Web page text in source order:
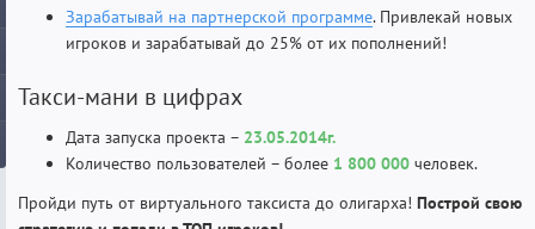
Зарабатывай на партнерской программе. Привлекай новых
игроков и зарабатывай до 25% от их пополнений!
Такси-мани в цифрах
Дата запуска проекта – 23.05.2014г.
Количество пользователей – более 1 800 000 человек.
Пройди путь от виртуального таксиста до олигарха! Построй свою